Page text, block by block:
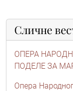
Сличне
ОПЕРА
ПОДЕЛЕ ЗА
Опера